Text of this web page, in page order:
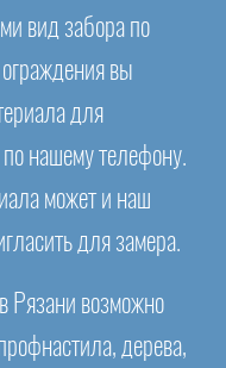
вид забора по
вы
для
по нашему телефону.
может и наш
для замера.
Рязани возможно
дерева,